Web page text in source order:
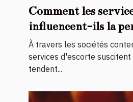
Comment les
influencent-ils la
sociale ?
À travers les sociétés
services d'escorte
tendent...